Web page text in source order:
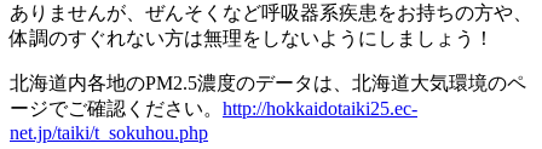
ありませんが、ぜんそくなど呼吸器系疾患をお持ちの方や、
体調のすぐれない方は無理をしないようにしましょう！
北海道内各地のPM2.5濃度のデータは、北海道大気環境のペ
ージでご確認ください。 http://hokkaidotaiki25.ec-
net.jp/taiki/t_sokuhou.php